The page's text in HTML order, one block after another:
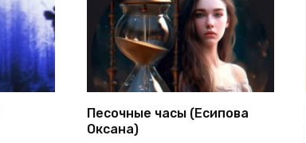
Песочные часы (Есипова
Оксана)